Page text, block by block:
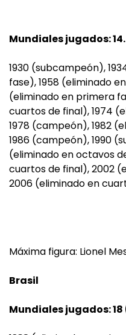
Mundiales jugados: 14.
1930 (subcampeón),
fase), 1958 (eliminado
(eliminado en primera
cuartos de final), 1974
1978 (campeón), 1982
1986 (campeón), 1990
(eliminado en octavos
cuartos de final), 2002
2006 (eliminado en
Máxima figura: Lionel
Brasil
Mundiales jugados: